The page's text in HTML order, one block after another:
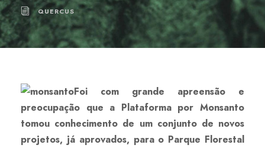
QUERCUS
Foi com grande apreensão e
preocupação que a Plataforma por Monsanto
tomou conhecimento de um conjunto de novos
projetos, já aprovados, para o Parque Florestal